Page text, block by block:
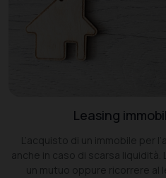
Leasing
L’acquisto di un immobile per
anche in caso di scarsa liquidità.
un mutuo oppure ricorrere al